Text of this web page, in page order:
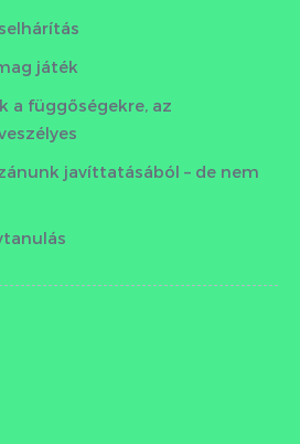
játék
a függőségekre, az
javíttatásából – de nem